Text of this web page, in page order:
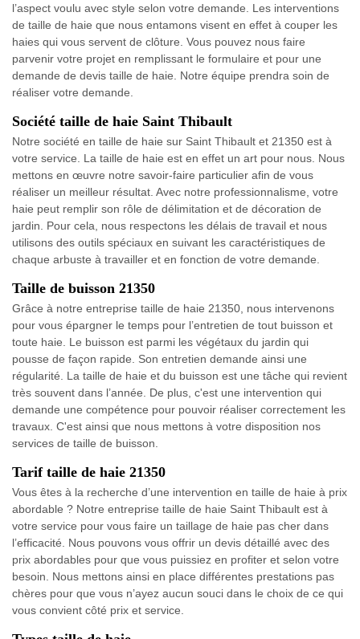
l’aspect voulu avec style selon votre demande. Les interventions
de taille de haie que nous entamons visent en effet à couper les
haies qui vous servent de clôture. Vous pouvez nous faire
parvenir votre projet en remplissant le formulaire et pour une
demande de devis taille de haie. Notre équipe prendra soin de
réaliser votre demande.
Société taille de haie Saint Thibault
Notre société en taille de haie sur Saint Thibault et 21350 est à
votre service. La taille de haie est en effet un art pour nous. Nous
mettons en œuvre notre savoir-faire particulier afin de vous
réaliser un meilleur résultat. Avec notre professionnalisme, votre
haie peut remplir son rôle de délimitation et de décoration de
jardin. Pour cela, nous respectons les délais de travail et nous
utilisons des outils spéciaux en suivant les caractéristiques de
chaque arbuste à travailler et en fonction de votre demande.
Taille de buisson 21350
Grâce à notre entreprise taille de haie 21350, nous intervenons
pour vous épargner le temps pour l’entretien de tout buisson et
toute haie. Le buisson est parmi les végétaux du jardin qui
pousse de façon rapide. Son entretien demande ainsi une
régularité. La taille de haie et du buisson est une tâche qui revient
très souvent dans l’année. De plus, c'est une intervention qui
demande une compétence pour pouvoir réaliser correctement les
travaux. C'est ainsi que nous mettons à votre disposition nos
services de taille de buisson.
Tarif taille de haie 21350
Vous êtes à la recherche d’une intervention en taille de haie à prix
abordable ? Notre entreprise taille de haie Saint Thibault est à
votre service pour vous faire un taillage de haie pas cher dans
l’efficacité. Nous pouvons vous offrir un devis détaillé avec des
prix abordables pour que vous puissiez en profiter et selon votre
besoin. Nous mettons ainsi en place différentes prestations pas
chères pour que vous n’ayez aucun souci dans le choix de ce qui
vous convient côté prix et service.